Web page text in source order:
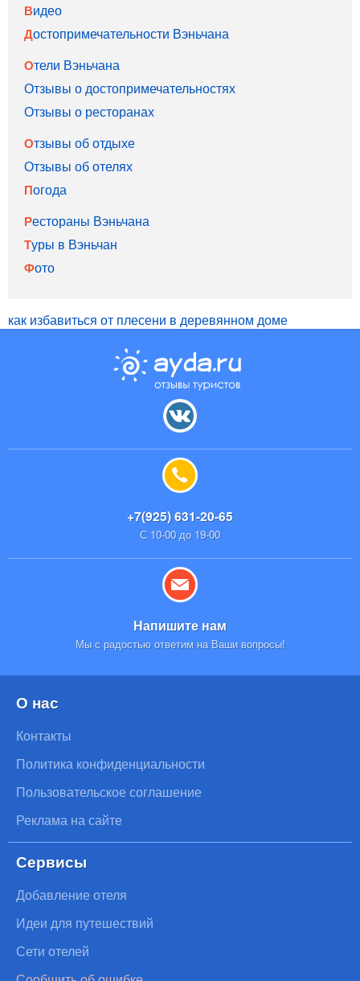
Видео
Достопримечательности Вэньчана
Отели Вэньчана
Отзывы о достопримечательностях
Отзывы о ресторанах
Отзывы об отдыхе
Отзывы об отелях
Погода
Рестораны Вэньчана
Туры в Вэньчан
Фото
как избавиться от плесени в деревянном доме
+7(925) 631-20-65
С 10-00 до 19-00
Напишите нам
Мы с радостью ответим на Ваши вопросы!
О нас
Контакты
Политика конфиденциальности
Пользовательское соглашение
Реклама на сайте
Сервисы
Добавление отеля
Идеи для путешествий
Сети отелей